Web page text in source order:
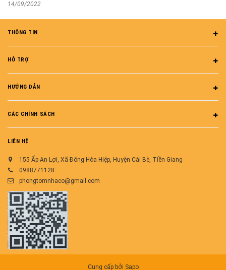
14/09/2022
THÔNG TIN
HỖ TRỢ
HƯỚNG DẪN
CÁC CHÍNH SÁCH
LIÊN HỆ
155 Ấp An Lợi, Xã Đông Hòa Hiệp, Huyện Cái Bè, Tiền Giang
0988771128
phongtomnhaco@gmail.com
Cung cấp bởi Sapo